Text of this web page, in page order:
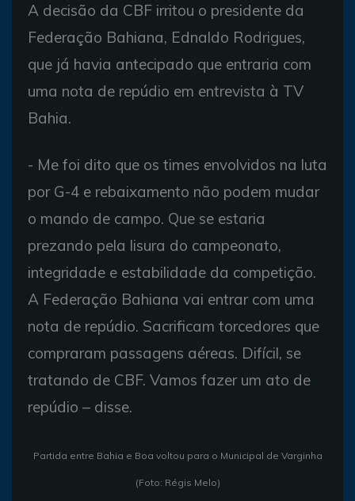
A decisão da CBF irritou o presidente da
Federação Bahiana, Ednaldo Rodrigues,
que já havia antecipado que entraria com
uma nota de repúdio em entrevista à TV
Bahia.
- Me foi dito que os times envolvidos na luta
por G-4 e rebaixamento não podem mudar
o mando de campo. Que se estaria
prezando pela lisura do campeonato,
integridade e estabilidade da competição.
A Federação Bahiana vai entrar com uma
nota de repúdio. Sacrificam torcedores que
compraram passagens aéreas. Difícil, se
tratando de CBF. Vamos fazer um ato de
repúdio – disse.
Partida entre Bahia e Boa voltou para o Municipal de Varginha
(Foto: Régis Melo)